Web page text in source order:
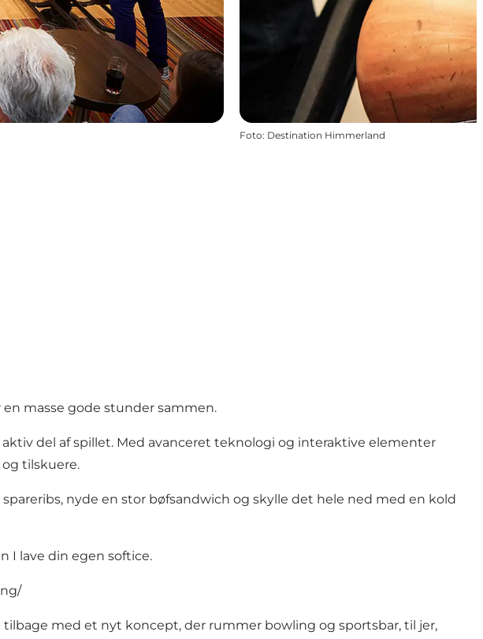
Foto: Destination Himmerland
masse gode stunder sammen.
del af spillet. Med avanceret teknologi og interaktive elementer
tilskuere.
nyde en stor bøfsandwich og skylle det hele ned med en kold
I lave din egen softice.
med et nyt koncept, der rummer bowling og sportsbar, til jer,